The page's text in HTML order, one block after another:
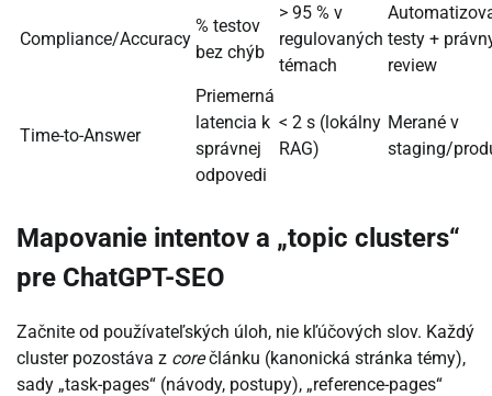
Compliance/Accuracy
% testov
bez chýb
> 95 % v
regulovaných
témach
testy +
review
Time-to-Answer
Priemerná
latencia k
správnej
odpovedi
< 2 s (lokálny
RAG)
Merané v
staging/
Mapovanie intentov a „topic clusters“
pre ChatGPT-SEO
Začnite od používateľských úloh, nie kľúčových slov. Každý
cluster pozostáva z corečlánku (kanonická stránka témy),
sady „task-pages“ (návody, postupy), „reference-pages“